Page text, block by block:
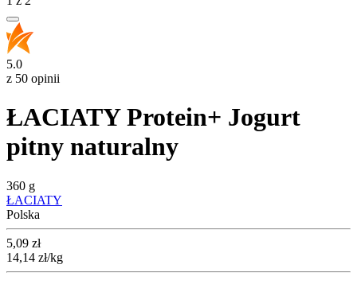
5.0
z 50 opinii
ŁACIATY Protein+ Jogurt
pitny naturalny
360 g
ŁACIATY
Polska
Cena
5,09 zł
14,14 zł/kg